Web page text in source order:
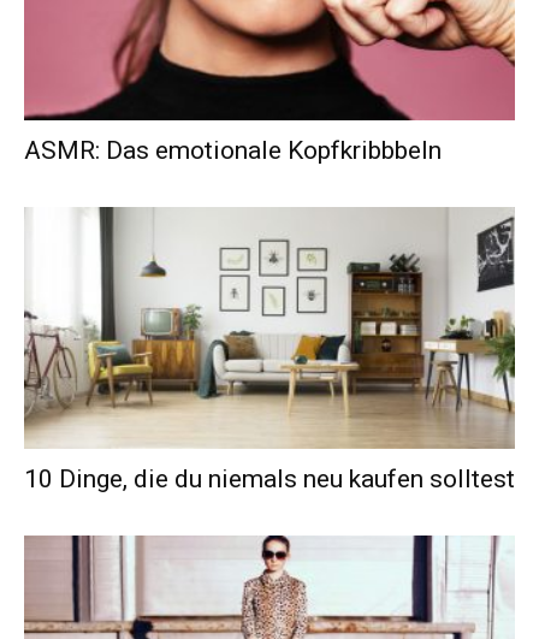
ASMR: Das emotionale Kopfkribbbeln
10 Dinge, die du niemals neu kaufen solltest